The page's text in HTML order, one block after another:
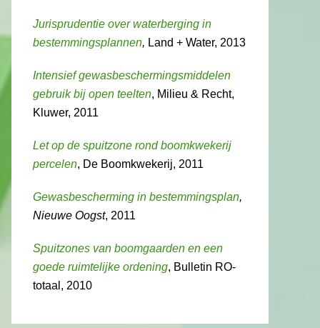
Jurisprudentie over waterberging in
bestemmingsplannen, Land + Water, 2013
Intensief gewasbeschermingsmiddelen
gebruik bij open teelten, Milieu & Recht,
Kluwer, 2011
Let op de spuitzone rond boomkwekerij
percelen, De Boomkwekerij, 2011
Gewasbescherming in bestemmingsplan,
Nieuwe Oogst, 2011
Spuitzones van boomgaarden en een
goede ruimtelijke ordening, Bulletin RO-
totaal, 2010